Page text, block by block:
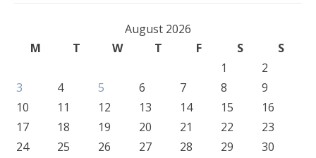
August 2026
M
T W T F S
S
1
2
3
4 5 6 7 8
9
10
11 12 13 14 15
16
17
18 19 20 21 22
23
24
25 26 27 28 29
30